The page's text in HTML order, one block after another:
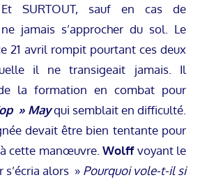
Et SURTOUT, sauf en cas de
jamais s’approcher du sol. Le
21 avril rompit pourtant ces deux
il ne transigeait jamais. Il
la formation en combat pour
» Mayqui semblait en difficulté.
devait être bien tentante pour
cette manœuvre. Wolffvoyant le
s’écria alors » Pourquoi vole-t-il si